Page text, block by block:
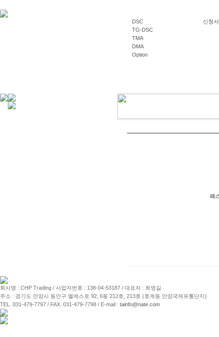
DSC
TG-DSC
TMA
DMA
Option
신청
패
회사명 : CHP Trading / 사업자번호 : 138-04-53187 / 대표자 : 최영길
주소 : 경기도 안양시 동안구 엘에스로 92, 6동 212호, 213호 (호계동 안양국제유통단지)
TEL. 031-479-7797 / FAX. 031-479-7798 / E-mail : tainfo@nate.com